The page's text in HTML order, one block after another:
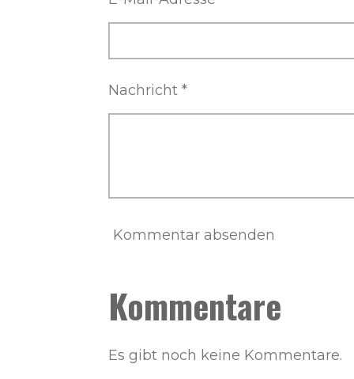
Nachricht *
Kommentar absenden
Kommentare
Es gibt noch keine Kommentare.